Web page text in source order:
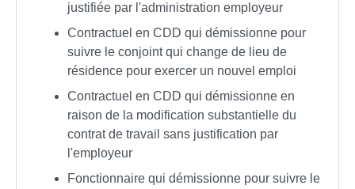
justifiée par l'administration employeur
Contractuel en CDD qui démissionne pour
suivre le conjoint qui change de lieu de
résidence pour exercer un nouvel emploi
Contractuel en CDD qui démissionne en
raison de la modification substantielle du
contrat de travail sans justification par
l'employeur
Fonctionnaire qui démissionne pour suivre le